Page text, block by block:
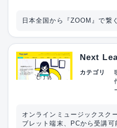
日本全国から『ZOOM』で繋
Next
カテゴリ
オンラインミュージックスク
ブレット端末、PCから受講可